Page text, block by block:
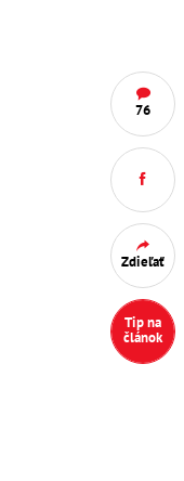
76
Zdieľať
Tip na
článok